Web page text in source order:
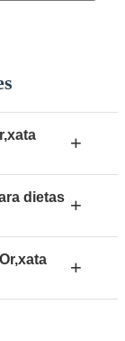
+
dietas +
+